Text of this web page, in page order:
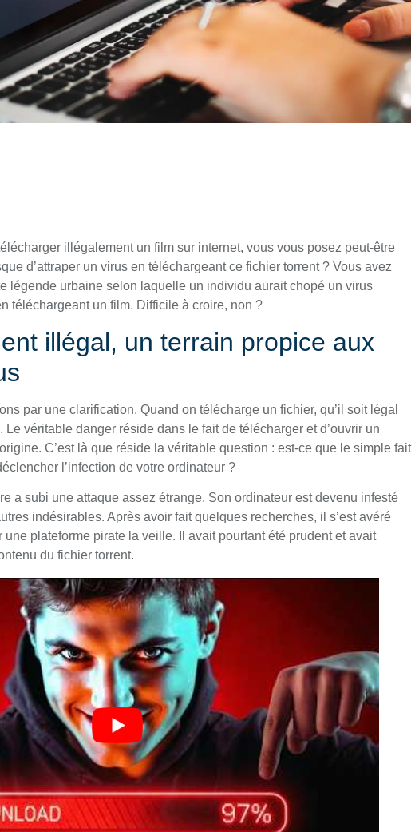
illégalement un film sur internet, vous vous posez peut-être
d’attraper un virus en téléchargeant ce fichier torrent ? Vous avez
légende urbaine selon laquelle un individu aurait chopé un virus
téléchargeant un film. Difficile à croire, non ?
illégal, un terrain propice aux
par une clarification. Quand on télécharge un fichier, qu’il soit légal
véritable danger réside dans le fait de télécharger et d’ouvrir un
C’est là que réside la véritable question : est-ce que le simple fait
l’infection de votre ordinateur ?
a subi une attaque assez étrange. Son ordinateur est devenu infesté
indésirables. Après avoir fait quelques recherches, il s’est avéré
une plateforme pirate la veille. Il avait pourtant été prudent et avait
du fichier torrent.